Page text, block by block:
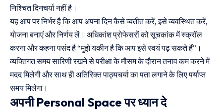
निश्चित दिनचर्या नहीं है।
यह आप पर निर्भर है कि आप अपना दिन कैसे व्यतीत करें, इसे व्यवस्थित करें,
योजना बनाएं और निर्णय लें। अधिकांश प्रोफेसरों को सूचकांक में स्क्रॉल
करना और कहना पसंद है “मुझे यकीन है कि आप इसे स्वयं पढ़ सकते हैं”।
व्यक्तिगत समय सारिणी रखने से परीक्षा के मौसम के दौरान तनाव कम करने में
मदद मिलेगी और साथ ही अतिरिक्त पाठ्यचर्या का पता लगाने के लिए पर्याप्त
समय मिलेगा।
अपनी Personal Space पर ध्यान दे